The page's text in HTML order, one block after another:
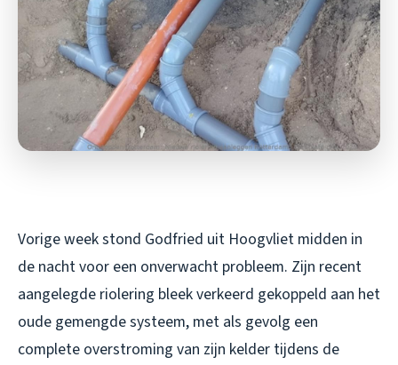
Vorige week stond Godfried uit Hoogvliet midden in
de nacht voor een onverwacht probleem. Zijn recent
aangelegde riolering bleek verkeerd gekoppeld aan het
oude gemengde systeem, met als gevolg een
complete overstroming van zijn kelder tijdens de